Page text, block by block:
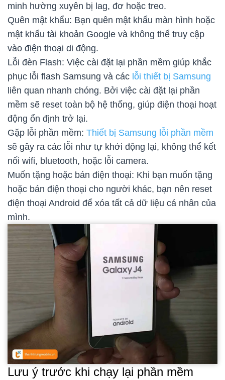
minh hường xuyên bị lag, đơ hoặc treo.
Quên mật khẩu: Bạn quên mật khẩu màn hình hoặc
mật khẩu tài khoản Google và không thể truy cập
vào điện thoại di động.
Lỗi đèn Flash: Việc cài đặt lại phần mềm giúp khắc
phục lỗi flash Samsung và các lỗi thiết bị Samsung
liên quan nhanh chóng. Bởi việc cài đặt lại phần
mềm sẽ reset toàn bộ hệ thống, giúp điện thoại hoạt
động ổn định trở lại.
Gặp lỗi phần mềm: Thiết bị Samsung lỗi phần mềm
sẽ gây ra các lỗi như tự khởi động lại, không thể kết
nối wifi, bluetooth, hoặc lỗi camera.
Muốn tặng hoặc bán điện thoại: Khi bạn muốn tặng
hoặc bán điện thoại cho người khác, bạn nên reset
điện thoại Android để xóa tất cả dữ liệu cá nhân của
mình.
Lưu ý trước khi chạy lại phần mềm